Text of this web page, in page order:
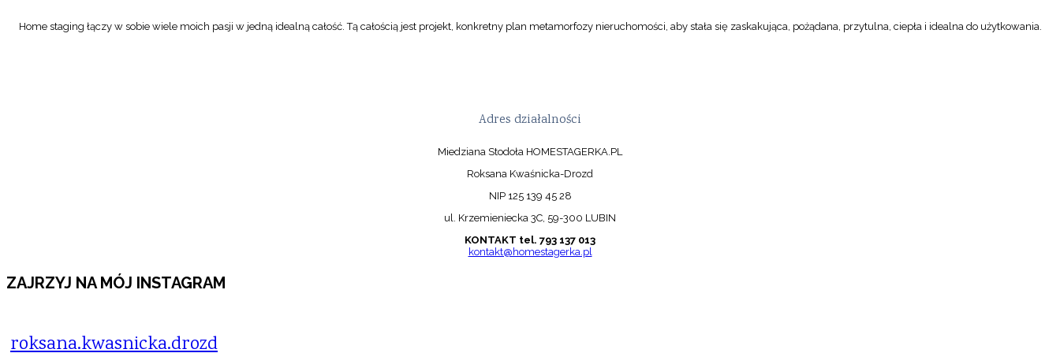
Home staging łączy w sobie wiele moich pasji w jedną idealną całość. Tą całością jest projekt, konkretny plan metamorfozy nieruchomości, aby stała się zaskakująca, pożądana, przytulna, ciepła i idealna do użytkowania.
Adres działalności
Miedziana Stodoła HOMESTAGERKA.PL
Roksana Kwaśnicka-Drozd
NIP 125 139 45 28
ul. Krzemieniecka 3C, 59-300 LUBIN
KONTAKT tel. 793 137 013
kontakt@homestagerka.pl
ZAJRZYJ NA MÓJ INSTAGRAM
roksana.kwasnicka.drozd